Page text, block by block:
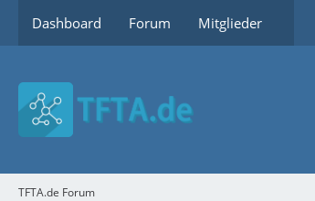
Dashboard Forum Mitglieder
TFTA.de Forum